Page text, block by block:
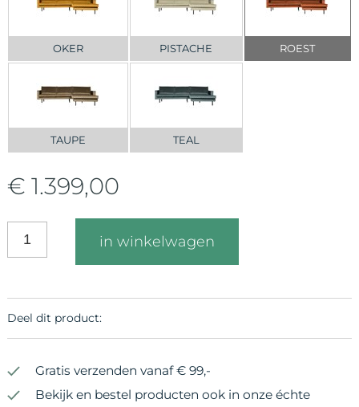
OKER PISTACHE ROEST
TAUPE TEAL
€ 1.399,00
in winkelwagen
Deel dit product:
Gratis verzenden vanaf € 99,-
Bekijk en bestel producten ook in onze échte